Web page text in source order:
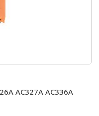
AC327A AC336A